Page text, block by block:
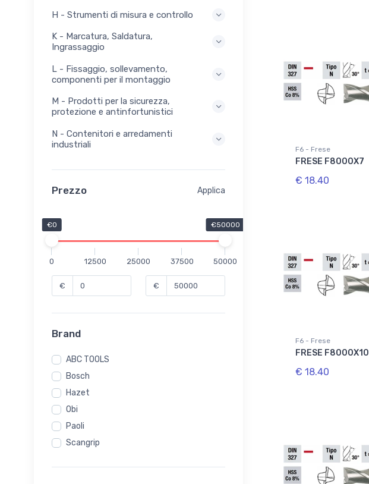
H - Strumenti di misura e controllo
K - Marcatura, Saldatura,
Ingrassaggio
L - Fissaggio, sollevamento,
componenti per il montaggio
M - Prodotti per la sicurezza,
protezione e antinfortunistici
N - Contenitori e arredamenti
industriali
Prezzo Applica
€0 €50000
0 12500 25000 37500 50000
€ €
Brand
ABC TOOLS
Bosch
Hazet
Obi
Paoli
Scangrip
F6 - Frese
FRESE F8000X7
€ 18.40
F6 - Frese
FRESE F8000X10
€ 18.40